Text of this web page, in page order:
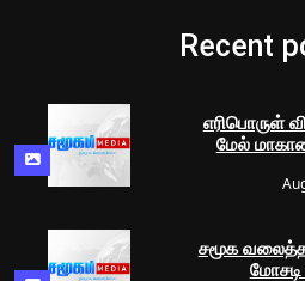
Recent
எரிபொருள்
மேல்
சமூக